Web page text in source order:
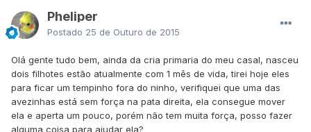
Pheliper
Postado 25 de Outuro de 2015
Olá gente tudo bem, ainda da cria primaria do meu casal, nasceu
dois filhotes estão atualmente com 1 mês de vida, tirei hoje eles
para ficar um tempinho fora do ninho, verifiquei que uma das
avezinhas está sem força na pata direita, ela consegue mover
ela e aperta um pouco, porém não tem muita força, posso fazer
alguma coisa para ajudar ela?